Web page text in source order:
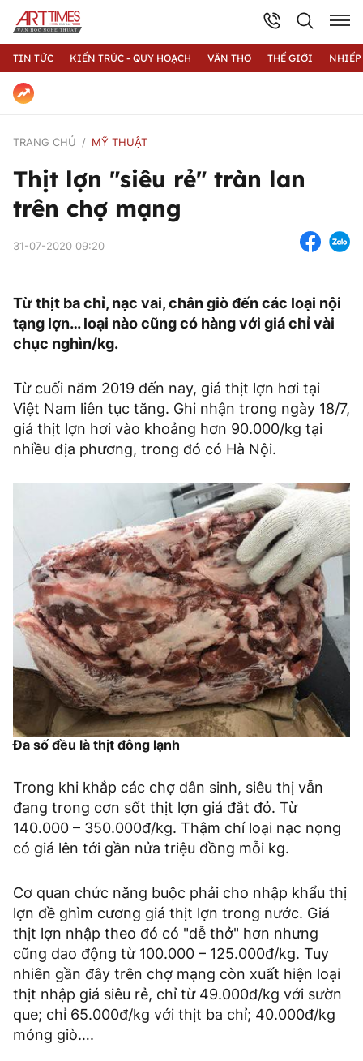
TIN TỨC KIẾN TRÚC - QUY HOẠCH VĂN THƠ THẾ GIỚI
TRANG CHỦ MỸ THUẬT
Thịt lợn "siêu rẻ" tràn lan
trên chợ mạng
31-07-2020 09:20
Từ thịt ba chỉ, nạc vai, chân giò đến các loại nội
tạng lợn… loại nào cũng có hàng với giá chỉ vài
chục nghìn/kg.
Từ cuối năm 2019 đến nay, giá thịt lợn hơi tại
Việt Nam liên tục tăng. Ghi nhận trong ngày 18/7,
giá thịt lợn hơi vào khoảng hơn 90.000/kg tại
nhiều địa phương, trong đó có Hà Nội.
Đa số đều là thịt đông lạnh
Trong khi khắp các chợ dân sinh, siêu thị vẫn
đang trong cơn sốt thịt lợn giá đắt đỏ. Từ
140.000 – 350.000đ/kg. Thậm chí loại nạc nọng
có giá lên tới gần nửa triệu đồng mỗi kg.
Cơ quan chức năng buộc phải cho nhập khẩu thị
lợn đề ghìm cương giá thịt lợn trong nước. Giá
thịt lợn nhập theo đó có "dễ thở" hơn nhưng
cũng dao động từ 100.000 – 125.000đ/kg. Tuy
nhiên gần đây trên chợ mạng còn xuất hiện loại
thịt nhập giá siêu rẻ, chỉ từ 49.000đ/kg với sườn
que; chỉ 65.000đ/kg với thịt ba chỉ; 40.000đ/kg
móng giò….